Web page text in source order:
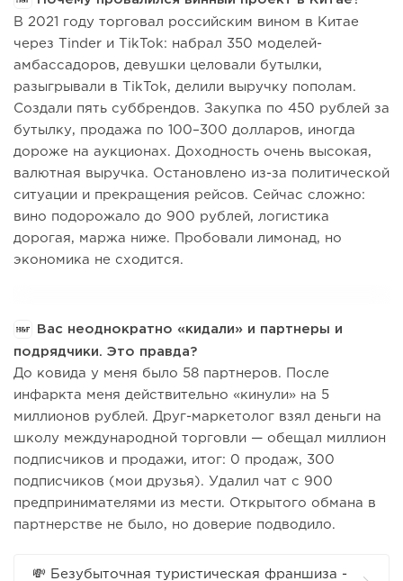
В 2021 году торговал российским вином в Китае
через Tinder и TikTok: набрал 350 моделей-
амбассадоров, девушки целовали бутылки,
разыгрывали в TikTok, делили выручку пополам.
Создали пять суббрендов. Закупка по 450 рублей за
бутылку, продажа по 100–300 долларов, иногда
дороже на аукционах. Доходность очень высокая,
валютная выручка. Остановлено из-за политической
ситуации и прекращения рейсов. Сейчас сложно:
вино подорожало до 900 рублей, логистика
дорогая, маржа ниже. Пробовали лимонад, но
экономика не сходится.
Вас неоднократно «кидали» и партнеры и
подрядчики. Это правда?
До ковида у меня было 58 партнеров. После
инфаркта меня действительно «кинули» на 5
миллионов рублей. Друг-маркетолог взял деньги на
школу международной торговли — обещал миллион
подписчиков и продажи, итог: 0 продаж, 300
подписчиков (мои друзья). Удалил чат с 900
предпринимателями из мести. Открытого обмана в
партнерстве не было, но доверие подводило.
💸 Безубыточная туристическая франшиза -